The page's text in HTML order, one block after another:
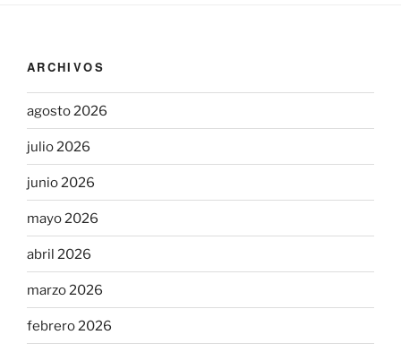
ARCHIVOS
agosto 2026
julio 2026
junio 2026
mayo 2026
abril 2026
marzo 2026
febrero 2026